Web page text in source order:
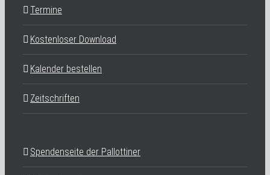
Termine
Kostenloser Download
Kalender bestellen
Zeitschriften
Spendenseite der Pallottiner